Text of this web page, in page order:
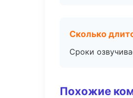
Сколько
Сроки
Похожие